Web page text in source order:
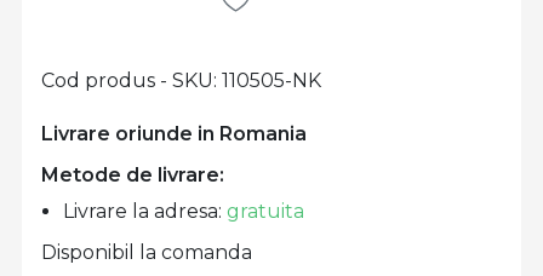
Livrare oriunde in Romania
Cod produs - SKU 110505-NK
Metode de livrare:
Livrare la adresa:gratuita
Disponibil la comanda